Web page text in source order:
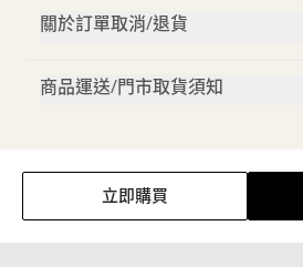
關於訂單取消/退貨
商品運送/門市取貨須知
立即購買